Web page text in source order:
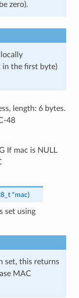
zero).
in the first byte)
length: 6 bytes.
48
If mac is NULL
*mac)
set using
set, this returns
MAC